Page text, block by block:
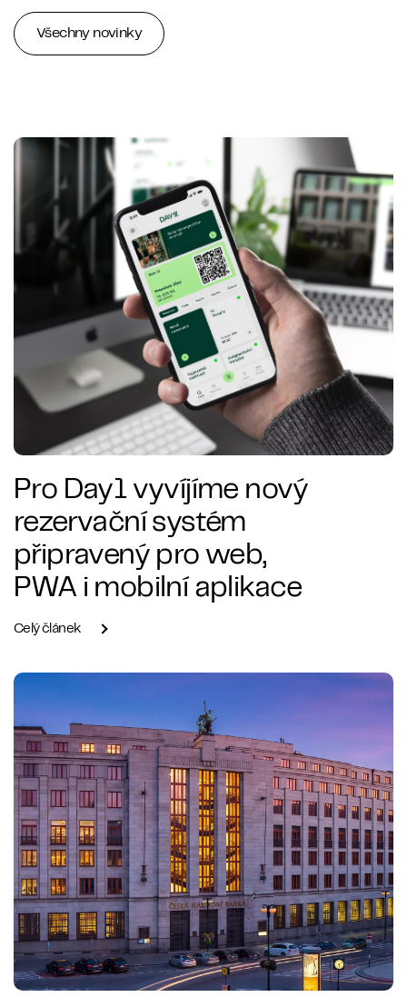
Všechny novinky
Pro Day1 vyvíjíme nový
rezervační systém
připravený pro web,
PWA i mobilní aplikace
Celý článek